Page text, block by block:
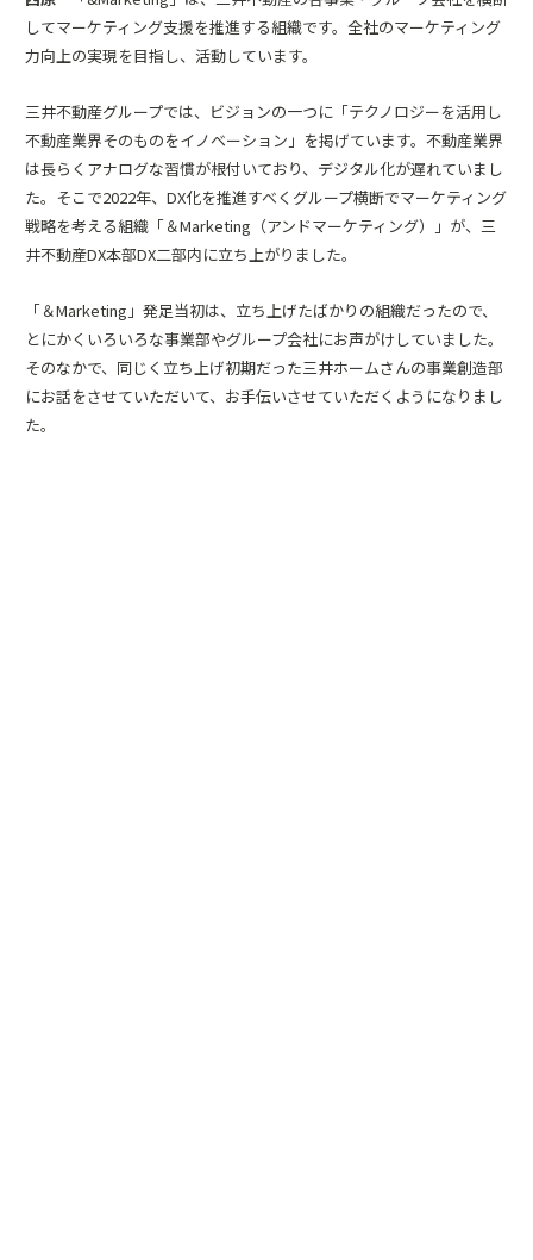
してマーケティング支援を推進する組織です。全社のマーケティング
力向上の実現を目指し、活動しています。
三井不動産グループでは、ビジョンの一つに「テクノロジーを活用し
不動産業界そのものをイノベーション」を掲げています。不動産業界
は長らくアナログな習慣が根付いており、デジタル化が遅れていまし
た。そこで2022年、DX化を推進すべくグループ横断でマーケティング
戦略を考える組織「＆Marketing（アンドマーケティング）」が、三
井不動産DX本部DX二部内に立ち上がりました。
「＆Marketing」発足当初は、立ち上げたばかりの組織だったので、
とにかくいろいろな事業部やグループ会社にお声がけしていました。
そのなかで、同じく立ち上げ初期だった三井ホームさんの事業創造部
にお話をさせていただいて、お手伝いさせていただくようになりまし
た。